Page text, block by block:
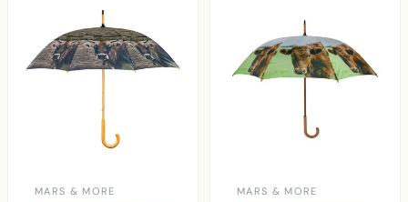
MARS & MORE MARS & MORE